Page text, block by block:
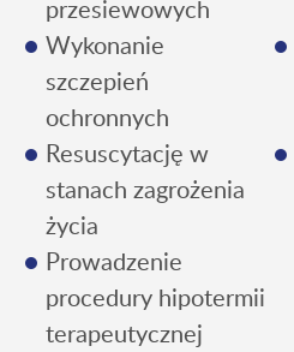
przesiewowych
Wykonanie
szczepień
ochronnych
Resuscytację w
stanach zagrożenia
życia
Prowadzenie
procedury hipotermii
terapeutycznej